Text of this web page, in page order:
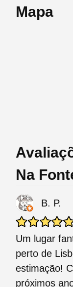
Mapa
Na
B. P.
Um lugar
perto de
estimação!
próximos